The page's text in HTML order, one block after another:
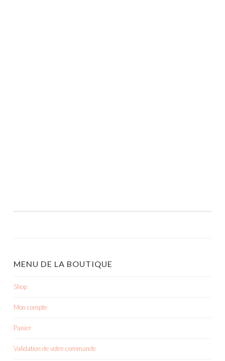
MENU DE LA BOUTIQUE
Shop
Mon compte
Panier
Validation de votre commande